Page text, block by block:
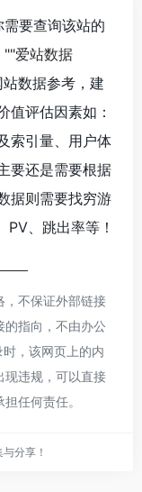
要查询该站的
""爱站数据
数据参考，建
值评估因素如：
索引量、用户体
要还是需要根据
据则需要找穷游
、跳出率等！
，不保证外部链接
的指向，不由办公
，该网页上的内
现违规，可以直接
任何责任。
分享！